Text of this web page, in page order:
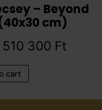
– Beyond
cm)
510 300 Ft
cart